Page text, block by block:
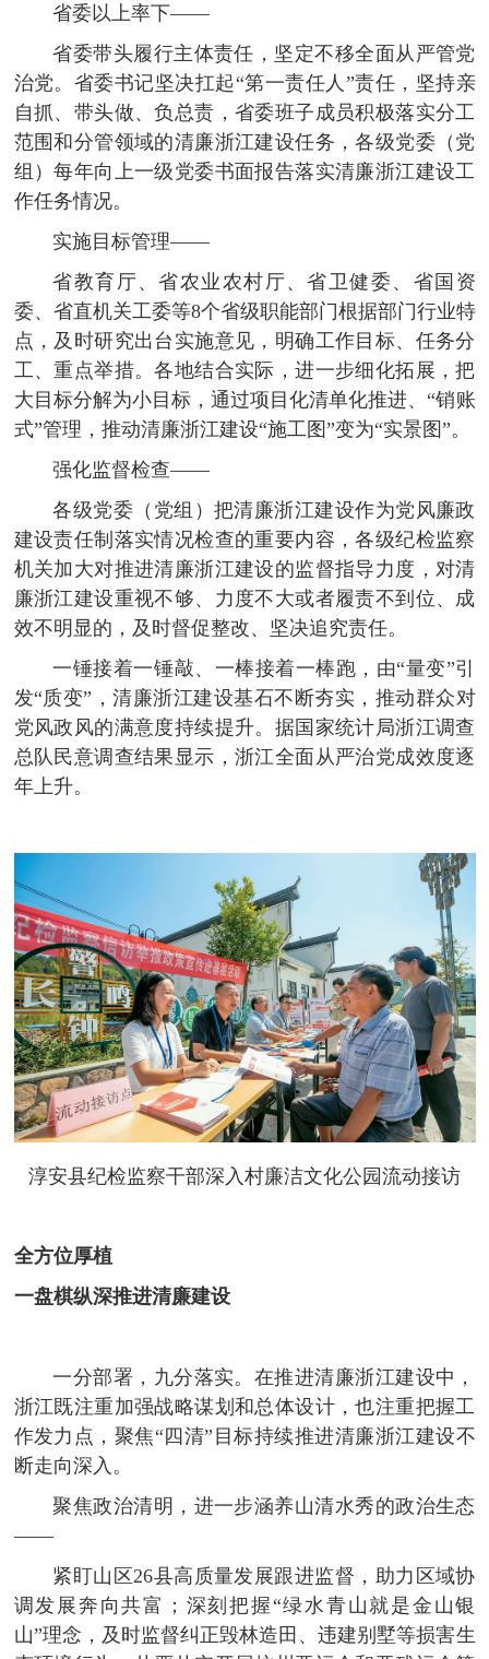
省委以上率下——
省委带头履行主体责任，坚定不移全面从严管党
治党。省委书记坚决扛起“第一责任人”责任，坚持亲
自抓、带头做、负总责，省委班子成员积极落实分工
范围和分管领域的清廉浙江建设任务，各级党委（党
组）每年向上一级党委书面报告落实清廉浙江建设工
作任务情况。
实施目标管理——
省教育厅、省农业农村厅、省卫健委、省国资
委、省直机关工委等8个省级职能部门根据部门行业特
点，及时研究出台实施意见，明确工作目标、任务分
工、重点举措。各地结合实际，进一步细化拓展，把
大目标分解为小目标，通过项目化清单化推进、“销账
式”管理，推动清廉浙江建设“施工图”变为“实景图”。
强化监督检查——
各级党委（党组）把清廉浙江建设作为党风廉政
建设责任制落实情况检查的重要内容，各级纪检监察
机关加大对推进清廉浙江建设的监督指导力度，对清
廉浙江建设重视不够、力度不大或者履责不到位、成
效不明显的，及时督促整改、坚决追究责任。
一锤接着一锤敲、一棒接着一棒跑，由“量变”引
发“质变”，清廉浙江建设基石不断夯实，推动群众对
党风政风的满意度持续提升。据国家统计局浙江调查
总队民意调查结果显示，浙江全面从严治党成效度逐
年上升。
淳安县纪检监察干部深入村廉洁文化公园流动接访
全方位厚植
一盘棋纵深推进清廉建设
一分部署，九分落实。在推进清廉浙江建设中，
浙江既注重加强战略谋划和总体设计，也注重把握工
作发力点，聚焦“四清”目标持续推进清廉浙江建设不
断走向深入。
聚焦政治清明，进一步涵养山清水秀的政治生态
——
紧盯山区26县高质量发展跟进监督，助力区域协
调发展奔向共富；深刻把握“绿水青山就是金山银
山”理念，及时监督纠正毁林造田、违建别墅等损害生